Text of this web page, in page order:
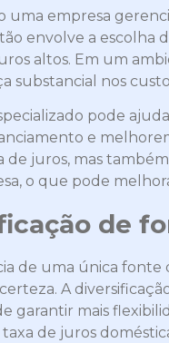
uma empresa
envolve a escolha
altos. Em um
substancial nos
pode
e
de juros, mas
o que pode
de
de uma única fonte
A
garantir mais
taxa de juros